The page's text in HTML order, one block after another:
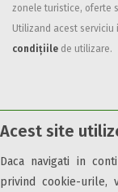
Acest site
Daca navigati in
privind cookie-urile,
Internet
Parcare
All inclusive
Pensiune
Demipensiune
Mic dejun
zonele turistice, oferte
Utilizand acest serviciu
condițiile de utilizare.
Obiective turistice